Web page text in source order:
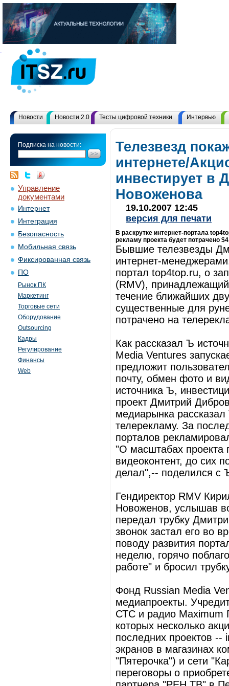
Новости Новости 2.0 Тесты цифровой техники Интервью
Подписка на новости:
Управление
документами
Интернет
Интеграция
Безопасность
Мобильная связь
Фиксированная связь
ПО
Рынок ПК
Маркетинг
Торговые сети
Оборудование
Outsourcing
Кадры
Регулирование
Финансы
Web
Телезвезд
интернете/
инвестирует в
Новоженова
19.10.2007 12:45
версия для печати
В раскрутке интернет-портала
рекламу проекта будет потрачено
Бывшие телезвезды
интернет-
портал top4top.ru, о
(RMV),
течение ближайших
существенные для
потрачено на
Как рассказал Ъ
Media Ventures
предложит
почту, обмен фото и
источника Ъ,
проект Дмитрий
медиарынка
телерекламу. За
порталов
"О масштабах проекта
видеоконтент, до сих
делал",-- поделился с
Гендиректор RMV
Новоженов, услышав
передал трубку
звонок застал его во
поводу развития
неделю, горячо
работе" и бросил
Фонд Russian Media
медиапроекты.
СТС и радио Maximum
которых несколько
последних проектов --
экранов в магазинах
"Пятерочка") и сети
переговоры о